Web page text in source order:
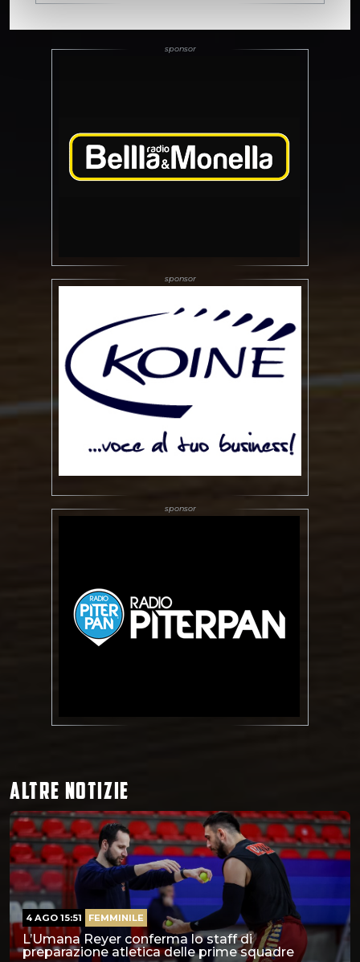
ALTRE NOTIZIE
L’Umana Reyer conferma lo staff di
preparazione atletica delle prime squadre
4 AGO 15:51 FEMMINILE